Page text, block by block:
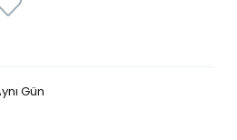
Gün